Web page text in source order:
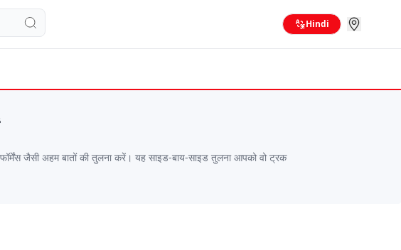
Hindi